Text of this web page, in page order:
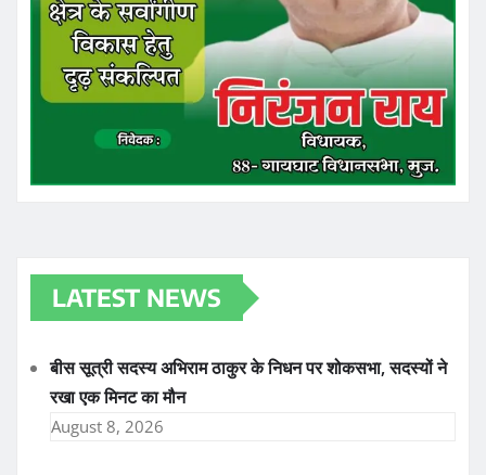
LATEST NEWS
बीस सूत्री सदस्य अभिराम ठाकुर के निधन पर शोकसभा, सदस्यों ने
रखा एक मिनट का मौन
August 8, 2026